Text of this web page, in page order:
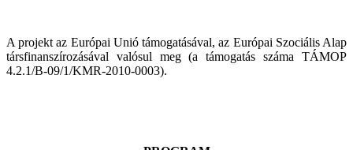
A projekt az Európai Unió támogatásával, az Európai Szociális Alap
társfinanszírozásával valósul meg (a támogatás száma TÁMOP
4.2.1/B-09/1/KMR-2010-0003).